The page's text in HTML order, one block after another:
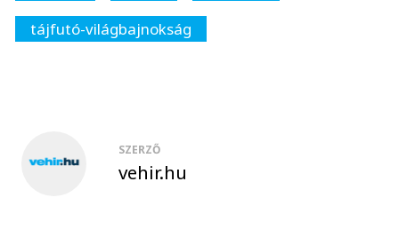
tájfutó-világbajnokság
SZERZŐ
vehir.hu